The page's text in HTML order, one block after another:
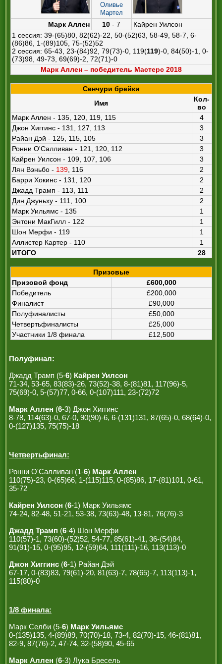
Оливье
Мартел
Марк Аллен 10 - 7
Кайрен Уилсон
1 сессия: 39-(65)80, 82(62)-22, 50-(52)63, 58-49, 58-7, 6-
(86)86, 1-(89)105, 75-(52)52
2 сессия: 65-43, 23-(84)92, 79(73)-0, 119(119)-0, 84(50)-1, 0-
(73)98, 49-73, 69(69)-2, 72(71)-0
Марк Аллен – победитель Мастерс 2018
Сенчури брейки
Имя
Кол-
во
Марк Аллен - 135, 120, 119, 115
4
Джон Хиггинс - 131, 127, 113
3
Райан Дэй - 125, 115, 105
3
Ронни О'Салливан - 121, 120, 112
3
Кайрен Уилсон - 109, 107, 106
3
Лян Вэньбо - 139, 116
2
Барри Хокинс - 131, 120
2
Джадд Трамп - 113, 111
2
Дин Джуньху - 111, 100
2
Марк Уильямс - 135
1
Энтони МакГилл - 122
1
Шон Мерфи - 119
1
Аллистер Картер - 110
1
ИТОГО
28
Призовые
Призовой фонд
£600,000
Победитель
£200,000
Финалист
£90,000
Полуфиналисты
£50,000
Четвертьфиналисты
£25,000
Участники 1/8 финала
£12,500
Полуфинал:
Джадд Трамп (5-6) Кайрен Уилсон
71-34, 53-65, 83(83)-26, 73(52)-38, 8-(81)81, 117(96)-5,
75(69)-0, 5-(57)77, 0-66, 0-(107)111, 23-(72)72
Марк Аллен (6-3) Джон Хиггинс
8-78, 114(63)-0, 67-0, 90(90)-6, 6-(131)131, 87(65)-0, 68(64)-0,
0-(127)135, 75(75)-18
Четвертьфинал:
Ронни О'Салливан (1-6) Марк Аллен
110(75)-23, 0-(65)66, 1-(115)115, 0-(85)86, 17-(81)101, 0-61,
35-72
Кайрен Уилсон (6-1) Марк Уильямс
74-24, 82-48, 51-21, 53-38, 73(63)-48, 13-81, 76(76)-3
Джадд Трамп (6-4) Шон Мерфи
110(57)-1, 73(60)-(52)52, 54-77, 85(61)-41, 36-(54)84,
91(91)-15, 0-(95)95, 12-(59)64, 111(111)-16, 113(113)-0
Джон Хиггинс (6-1) Райан Дэй
67-17, 0-(83)83, 79(61)-20, 81(63)-7, 78(65)-7, 113(113)-1,
115(80)-0
1/8 финала:
Марк Селби (5-6) Марк Уильямс
0-(135)135, 4-(89)89, 70(70)-18, 73-4, 82(70)-15, 46-(81)81,
82-9, 87(76)-2, 47-74, 32-(58)90, 45-65
Марк Аллен (6-3) Лука Бресель